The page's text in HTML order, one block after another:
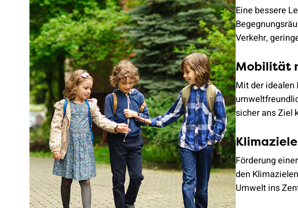
Eine bessere
Verkehr,
Mobilität
Mit der idealen
sicher ans Ziel
Klimaziele
Förderung
den
Umwelt ins